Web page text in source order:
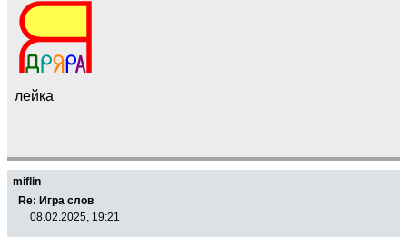
лейка
miflin
Re: Игра слов
08.02.2025, 19:21